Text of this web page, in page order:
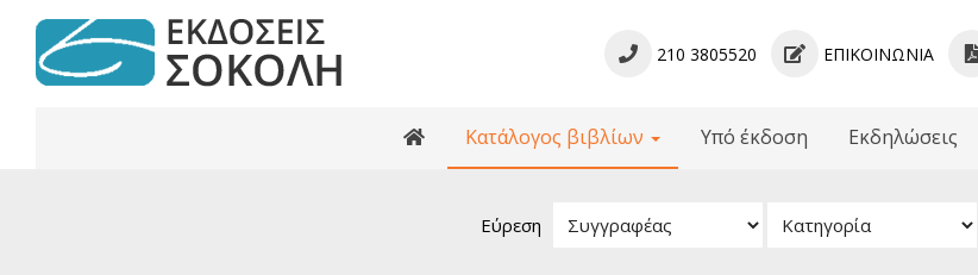
210 3805520 ΕΠΙΚΟΙΝΩΝΊΑ
Κατάλογος βιβλίων
Κατάλογος βιβλίων
Κριτικά κείμενα - Μελετήματα
Υπό έκδοση Εκδηλώσεις
Εύρεση